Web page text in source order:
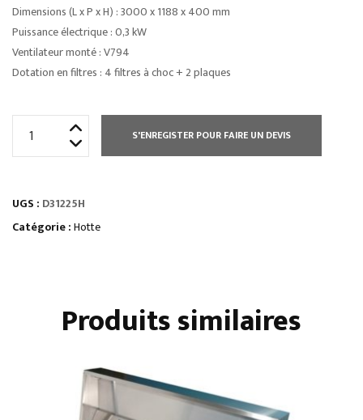
Dimensions (L x P x H) : 3000 x 1188 x 400 mm
Puissance électrique : 0,3 kW
Ventilateur monté : V794
Dotation en filtres : 4 filtres à choc + 2 plaques
-
HAUTEUR
S'ENREGISTER POUR FAIRE UN DEVIS
UGS : D31225H
Catégorie :Hotte
Produits similaires